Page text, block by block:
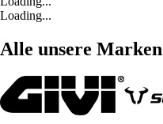
Loading...
Alle unsere Marken